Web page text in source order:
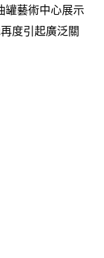
罐藝術中心展示
度引起廣泛關